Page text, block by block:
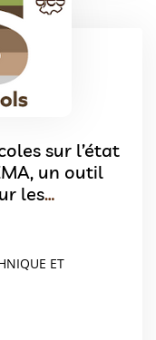
sur l’état
outil
les
ET